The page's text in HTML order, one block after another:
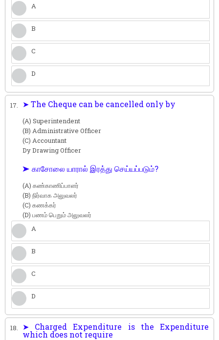
A
B
C
D
17. ➤ The Cheque can be cancelled only by
(A) Superintendent
(B) Administrative Officer
(C) Accountant
Dy Drawing Officer
➤ காசோலை யாரால் இரத்து செய்யப்படும்?
(A) கண்காணிப்பாளர்
(B) நிர்வாக அலுவலர்
(C) கணக்கர்
(D) பணம் பெறும் அலுவலர்
A
B
C
D
18. ➤ Charged Expenditure is the Expenditure
which does not require